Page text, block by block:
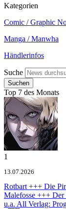
Kategorien
Comic / Graphic
Manga / Manwha
Händlerinfos
Suche
Top 7 des Monats
1
13.07.2026
Rotbart +++ Die
Malefosse +++
u.a. All Verlag: